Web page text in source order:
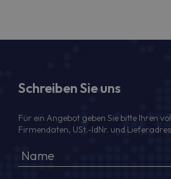
Schreiben Sie uns
Für ein Angebot geben Sie bitte Ihren
Firmendaten, USt.-IdNr. und